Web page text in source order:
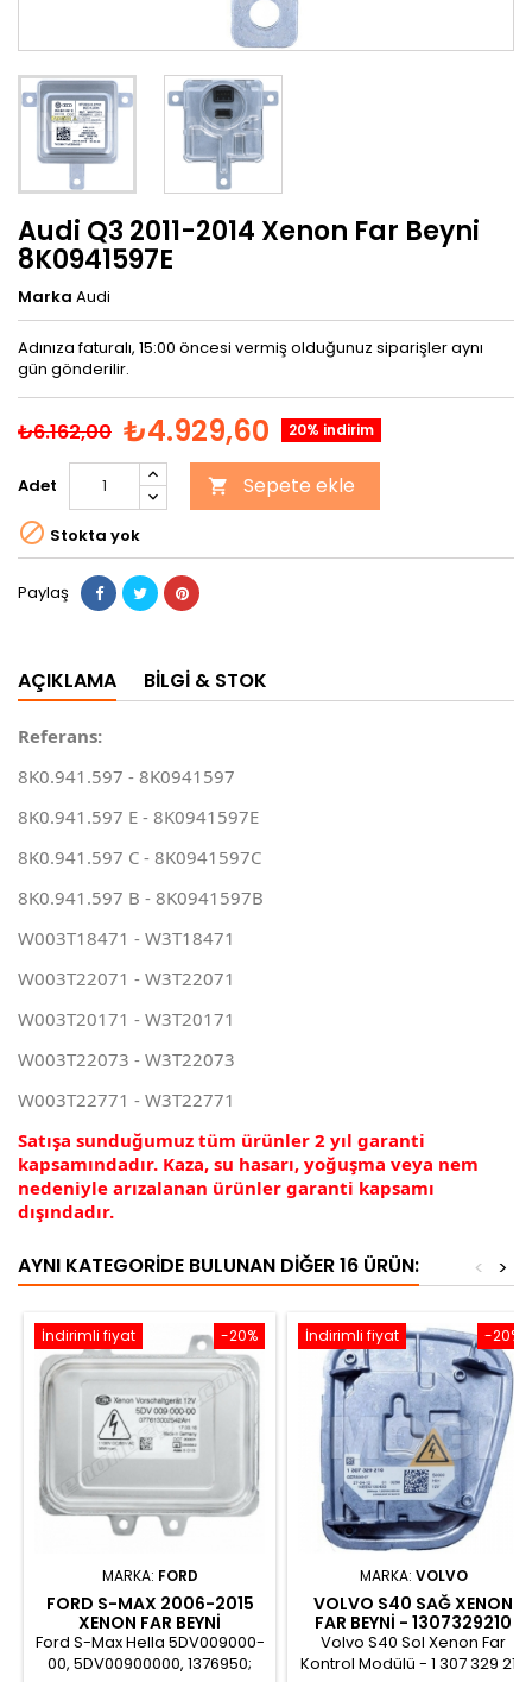
Audi Q3 2011-2014 Xenon Far Beyni
8K0941597E
Marka Audi
Adınıza faturalı, 15:00 öncesi vermiş olduğunuz siparişler aynı
gün gönderilir.
₺6.162,00 ₺4.929,60 20% indirim
Adet  Sepete ekle
 Stokta yok
Paylaş
AÇIKLAMA BILGI & STOK
Referans:
8K0.941.597 - 8K0941597
8K0.941.597 E - 8K0941597E
8K0.941.597 C - 8K0941597C
8K0.941.597 B - 8K0941597B
W003T18471 - W3T18471
W003T22071 - W3T22071
W003T20171 - W3T20171
W003T22073 - W3T22073
W003T22771 - W3T22771
Satışa sunduğumuz tüm ürünler 2 yıl garanti
kapsamındadır. Kaza, su hasarı, yoğuşma veya nem
nedeniyle arızalanan ürünler garanti kapsamı
dışındadır.
AYNI KATEGORIDE BULUNAN DIĞER 16 ÜRÜN: >
<
-20%
İndirimli fiyat
MARKA: FORD
FORD S-MAX 2006-2015
XENON FAR BEYNI
6M2112K072AA
Ford S-Max Hella 5DV009000-
00, 5DV00900000, 1376950;
-20%
İndirimli fiyat
MARKA: VOLVO
VOLVO S40 SAĞ XENON
FAR BEYNI - 1307329210
Volvo S40 Sol Xenon Far
Kontrol Modülü - 1 307 329 210